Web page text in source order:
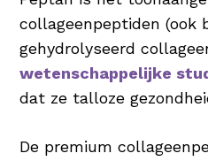
collageenpeptiden (ook
gehydrolyseerd
wetenschappelijke
dat ze talloze
De premium